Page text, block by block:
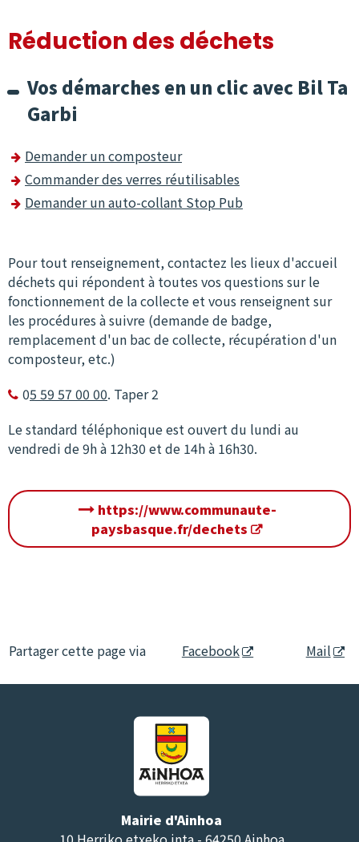
Réduction des déchets
Vos démarches en un clic avec Bil Ta
Garbi
Demander un composteur
Commander des verres réutilisables
Demander un auto-collant Stop Pub
Pour tout renseignement, contactez les lieux d'accueil
déchets qui répondent à toutes vos questions sur le
fonctionnement de la collecte et vous renseignent sur
les procédures à suivre (demande de badge,
remplacement d'un bac de collecte, récupération d'un
composteur, etc.)
 05 59 57 00 00. Taper 2
Le standard téléphonique est ouvert du lundi au
vendredi de 9h à 12h30 et de 14h à 16h30.
https://www.communaute-
paysbasque.fr/dechets
Partager cette page via Facebook Mail
Mairie d'Ainhoa